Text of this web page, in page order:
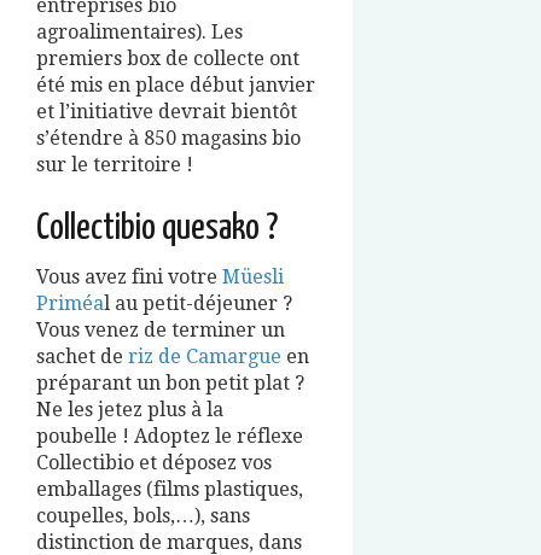
entreprises bio
agroalimentaires). Les
premiers box de collecte ont
été mis en place début janvier
et l’initiative devrait bientôt
s’étendre à 850 magasins bio
sur le territoire !
Collectibio quesako ?
Vous avez fini votre Müesli
Priméal au petit-déjeuner ?
Vous venez de terminer un
sachet de riz de Camargue en
préparant un bon petit plat ?
Ne les jetez plus à la
poubelle ! Adoptez le réflexe
Collectibio et déposez vos
emballages (films plastiques,
coupelles, bols,…), sans
distinction de marques, dans